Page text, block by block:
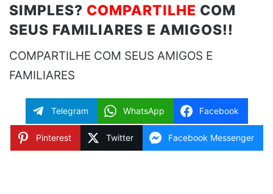
SIMPLES? COMPARTILHE COM
SEUS FAMILIARES E AMIGOS!!
COMPARTILHE COM SEUS AMIGOS E
FAMILIARES
Telegram WhatsApp Facebook
Pinterest Twitter Facebook Messenger